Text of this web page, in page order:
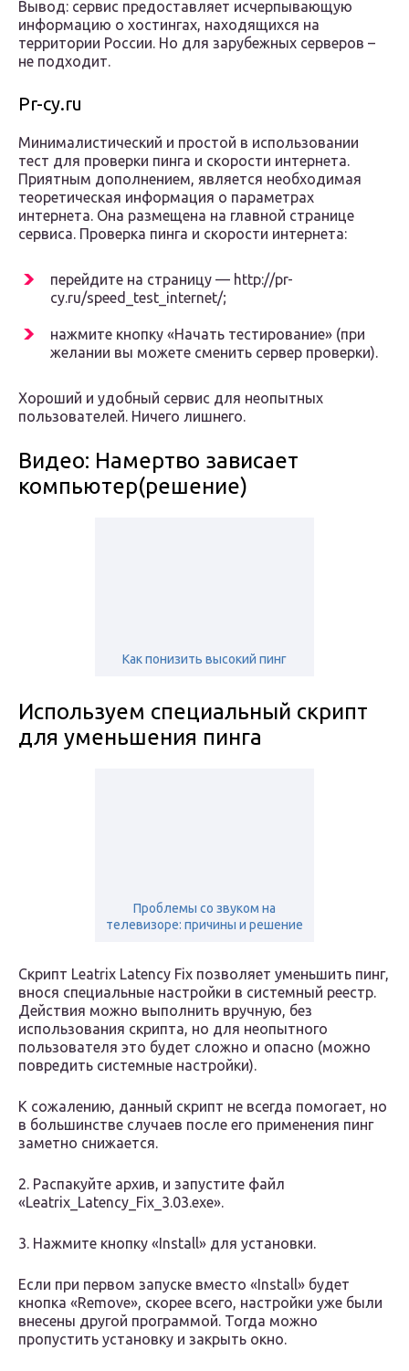
Вывод: сервис предоставляет исчерпывающую
информацию о хостингах, находящихся на
территории России. Но для зарубежных серверов –
не подходит.
Pr-cy.ru
Минималистический и простой в использовании
тест для проверки пинга и скорости интернета.
Приятным дополнением, является необходимая
теоретическая информация о параметрах
интернета. Она размещена на главной странице
сервиса. Проверка пинга и скорости интернета:
перейдите на страницу — http://pr-
cy.ru/speed_test_internet/;
нажмите кнопку «Начать тестирование» (при
желании вы можете сменить сервер проверки).
Хороший и удобный сервис для неопытных
пользователей. Ничего лишнего.
Видео: Намертво зависает
компьютер(решение)
Как понизить высокий пинг
Используем специальный скрипт
для уменьшения пинга
Проблемы со звуком на
телевизоре: причины и решение
Скрипт Leatrix Latency Fix позволяет уменьшить пинг,
внося специальные настройки в системный реестр.
Действия можно выполнить вручную, без
использования скрипта, но для неопытного
пользователя это будет сложно и опасно (можно
повредить системные настройки).
К сожалению, данный скрипт не всегда помогает, но
в большинстве случаев после его применения пинг
заметно снижается.
2. Распакуйте архив, и запустите файл
«Leatrix_Latency_Fix_3.03.exe».
3. Нажмите кнопку «Install» для установки.
Если при первом запуске вместо «Install» будет
кнопка «Remove», скорее всего, настройки уже были
внесены другой программой. Тогда можно
пропустить установку и закрыть окно.